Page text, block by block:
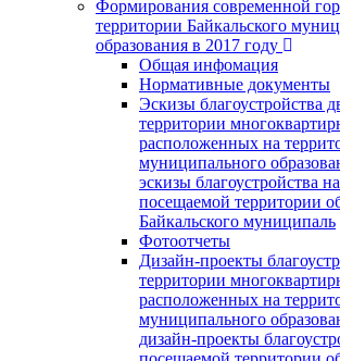
Формирования современной
территории Байкальского
образования в 2017 году
Общая инфомация
Нормативные документы
Эскизы благоустройства
территории
расположенных на
муниципального
эскизы благоустройства
посещаемой территории
Байкальского муниципаль
Фотоотчеты
Дизайн-проекты
территории
расположенных на
муниципального
дизайн-проекты